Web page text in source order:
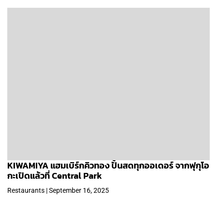
KIWAMIYA แฮมเบิร์กคิวทอง ปั้นสดทุกออเดอร์ จากฟุกุโอ
กะเปิดแล้วที่ Central Park
Restaurants | September 16, 2025